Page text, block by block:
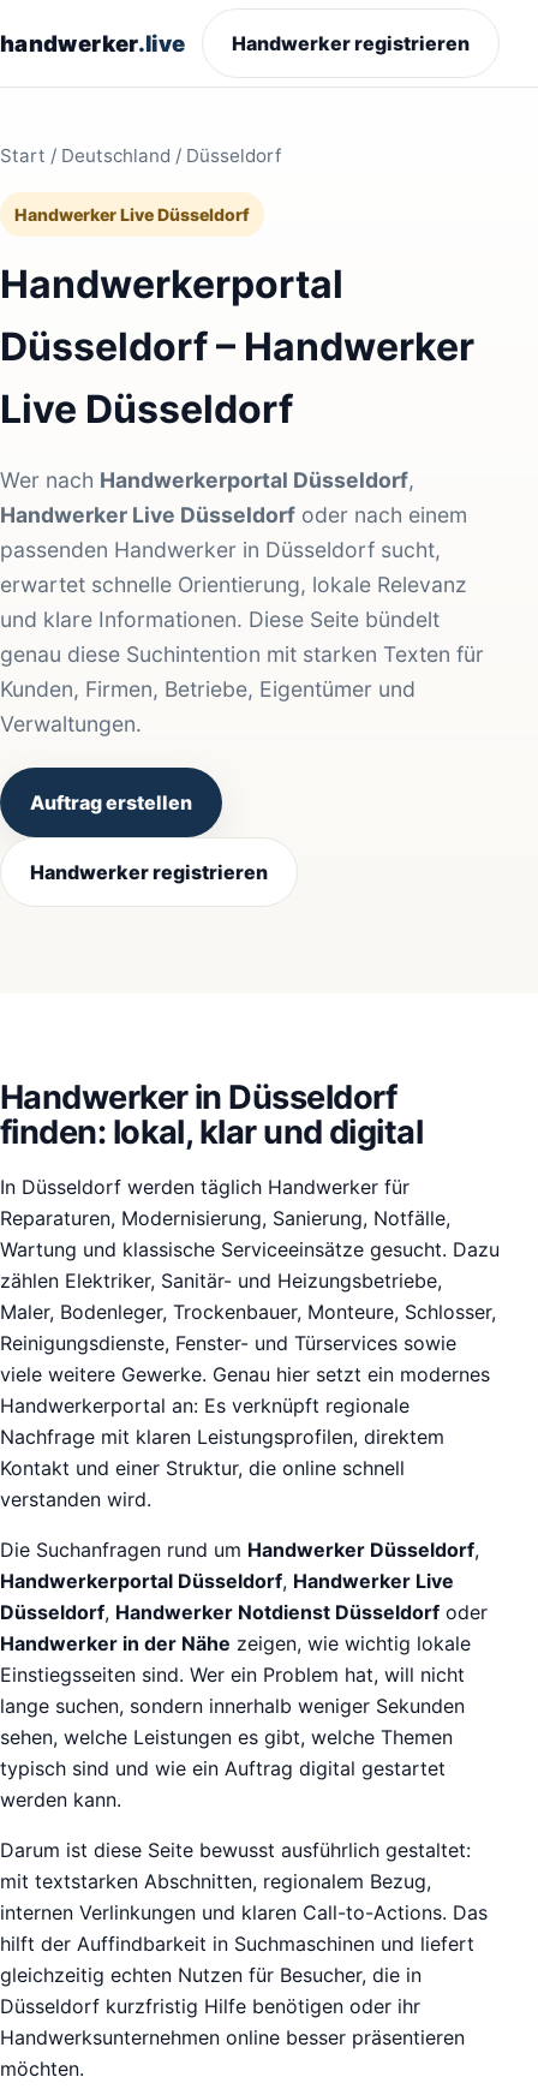
handwerker.live Handwerker registrieren
Start / Deutschland / Düsseldorf
Handwerker Live Düsseldorf
Handwerkerportal
Düsseldorf – Handwerker
Live Düsseldorf
Wer nach Handwerkerportal Düsseldorf,
Handwerker Live Düsseldorf oder nach einem
passenden Handwerker in Düsseldorf sucht,
erwartet schnelle Orientierung, lokale Relevanz
und klare Informationen. Diese Seite bündelt
genau diese Suchintention mit starken Texten für
Kunden, Firmen, Betriebe, Eigentümer und
Verwaltungen.
Auftrag erstellen
Handwerker registrieren
Handwerker in Düsseldorf
finden: lokal, klar und digital
In Düsseldorf werden täglich Handwerker für
Reparaturen, Modernisierung, Sanierung, Notfälle,
Wartung und klassische Serviceeinsätze gesucht. Dazu
zählen Elektriker, Sanitär- und Heizungsbetriebe,
Maler, Bodenleger, Trockenbauer, Monteure, Schlosser,
Reinigungsdienste, Fenster- und Türservices sowie
viele weitere Gewerke. Genau hier setzt ein modernes
Handwerkerportal an: Es verknüpft regionale
Nachfrage mit klaren Leistungsprofilen, direktem
Kontakt und einer Struktur, die online schnell
verstanden wird.
Die Suchanfragen rund um Handwerker Düsseldorf,
Handwerkerportal Düsseldorf, Handwerker Live
Düsseldorf, Handwerker Notdienst Düsseldorf oder
Handwerker in der Nähe zeigen, wie wichtig lokale
Einstiegsseiten sind. Wer ein Problem hat, will nicht
lange suchen, sondern innerhalb weniger Sekunden
sehen, welche Leistungen es gibt, welche Themen
typisch sind und wie ein Auftrag digital gestartet
werden kann.
Darum ist diese Seite bewusst ausführlich gestaltet:
mit textstarken Abschnitten, regionalem Bezug,
internen Verlinkungen und klaren Call-to-Actions. Das
hilft der Auffindbarkeit in Suchmaschinen und liefert
gleichzeitig echten Nutzen für Besucher, die in
Düsseldorf kurzfristig Hilfe benötigen oder ihr
Handwerksunternehmen online besser präsentieren
möchten.